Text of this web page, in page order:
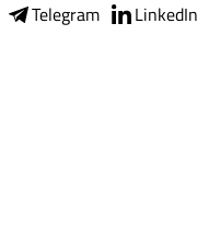
Telegram LinkedIn